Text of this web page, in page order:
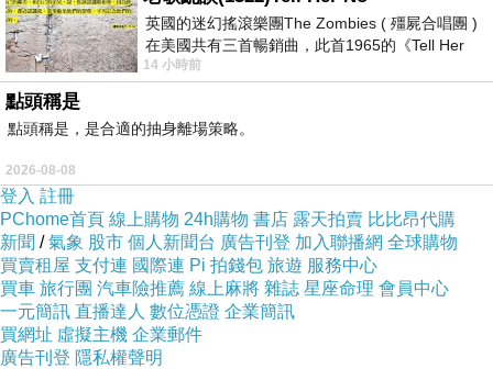
新聞台Blog小天使
親愛的台長︰
文章，將會出現在新聞台首頁哈燒文章區塊輪播。
請您繼續保持每日撰寫文章的好習慣，期待您提供
讀者更多精采的內容，加油！
英國的迷幻搖滾樂團The Zombies ( 殭屍合唱團 )
在美國共有三首暢銷曲，此首1965的《Tell Her
No》即為其中之一，在告示牌百大單曲
14 小時前
點頭稱是
點頭稱是，是合適的抽身離場策略。
2026-08-08
登入 註冊
PChome首頁 線上購物 24h購物 書店 露天拍賣 比比昂代購
新聞 /氣象 股市 個人新聞台 廣告刊登 加入聯播網 全球購物
買賣租屋 支付連 國際連 Pi 拍錢包 旅遊 服務中心
買車 旅行團 汽車險推薦 線上麻將 雜誌 星座命理 會員中心
一元簡訊 直播達人 數位憑證 企業簡訊
買網址 虛擬主機 企業郵件
廣告刊登 隱私權聲明